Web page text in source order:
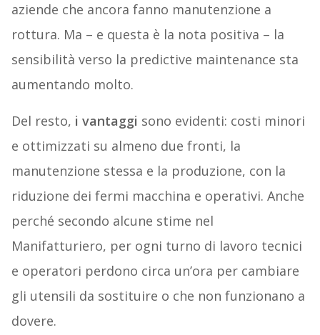
aziende che ancora fanno manutenzione a
rottura. Ma – e questa è la nota positiva – la
sensibilità verso la predictive maintenance sta
aumentando molto.
Del resto, i vantaggi sono evidenti: costi minori
e ottimizzati su almeno due fronti, la
manutenzione stessa e la produzione, con la
riduzione dei fermi macchina e operativi. Anche
perché secondo alcune stime nel
Manifatturiero, per ogni turno di lavoro tecnici
e operatori perdono circa un’ora per cambiare
gli utensili da sostituire o che non funzionano a
dovere.